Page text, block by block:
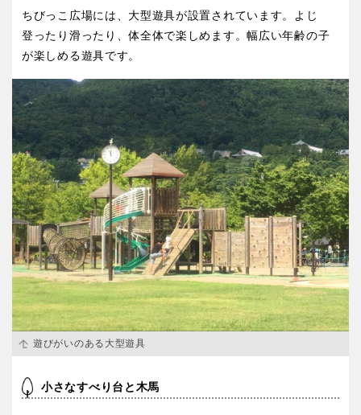
ちびっこ広場には、大型遊具が設置されています。よじ
登ったり滑ったり、体全体で楽しめます。幅広い年齢の子
が楽しめる遊具です。
遊びがいのある大型遊具
小さなすべり台と木馬